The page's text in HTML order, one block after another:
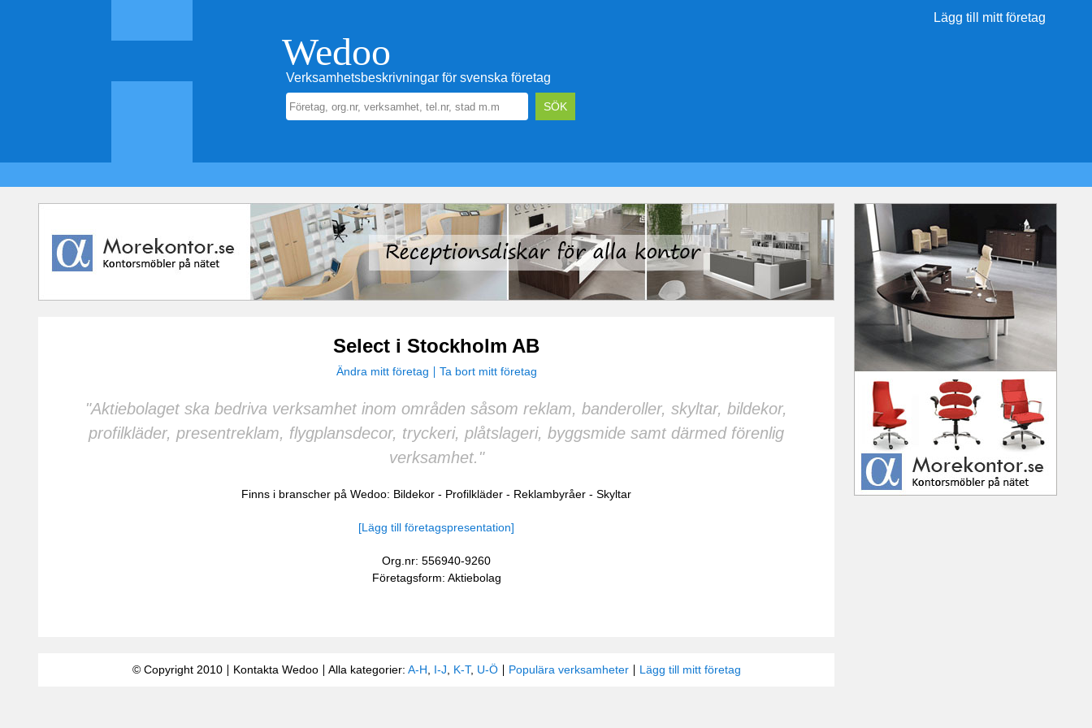
Lägg till mitt företag
Wedoo
Verksamhetsbeskrivningar för svenska företag
Select i Stockholm AB
Ändra mitt företag Ta bort mitt företag
"Aktiebolaget ska bedriva verksamhet inom områden såsom reklam, banderoller, skyltar, bildekor,
profilkläder, presentreklam, flygplansdecor, tryckeri, plåtslageri, byggsmide samt därmed förenlig
verksamhet."
Finns i branscher på Wedoo: Bildekor - Profilkläder - Reklambyråer - Skyltar
[Lägg till företagspresentation]
Org.nr: 556940-9260
Företagsform: Aktiebolag
© Copyright 2010 Kontakta Wedoo Alla kategorier: A-H I-J K-T, U-Ö Populära verksamheter Lägg till mitt företag